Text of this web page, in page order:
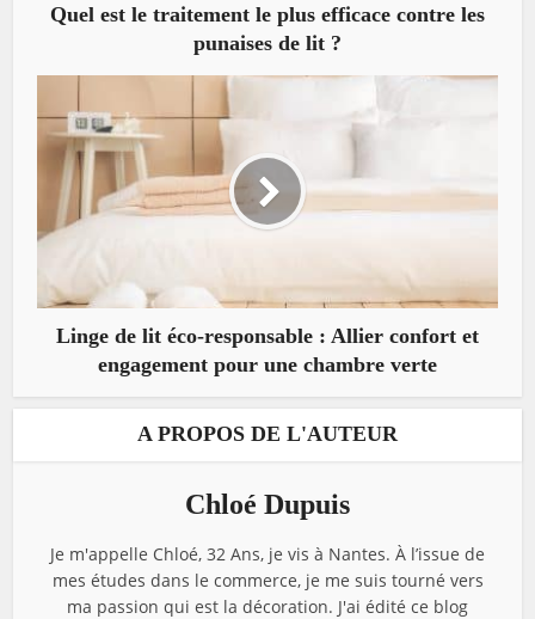
Quel est le traitement le plus efficace contre les
punaises de lit ?
Linge de lit éco-responsable : Allier confort et
engagement pour une chambre verte
A PROPOS DE L'AUTEUR
Chloé Dupuis
Je m'appelle Chloé, 32 Ans, je vis à Nantes. À l’issue de
mes études dans le commerce, je me suis tourné vers
ma passion qui est la décoration. J'ai édité ce blog